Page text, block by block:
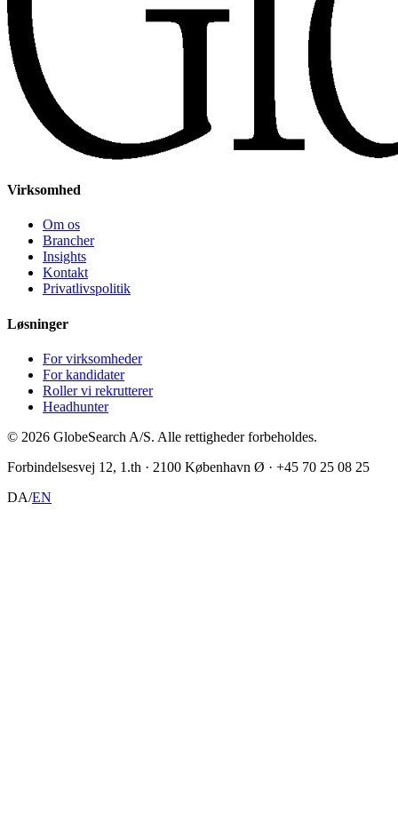
Virksomhed
Om os
Brancher
Insights
Kontakt
Privatlivspolitik
Løsninger
For virksomheder
For kandidater
Roller vi rekrutterer
Headhunter
© 2026 GlobeSearch A/S. Alle rettigheder forbeholdes.
Forbindelsesvej 12, 1.th · 2100 København Ø · +45 70 25 08 25
DA/EN